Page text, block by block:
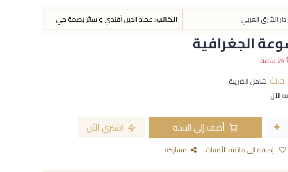
دار الشرق العربي الكاتب:عماد الدين أفندي و سائر بصمة جي
الجغرافية
د.ت شامل الضريبة
أضف إلى السلة اشتري الآن
مشاركة